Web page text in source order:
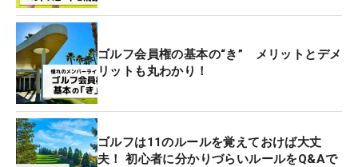
ゴルフ会員権の基本の“き” メリットとデメ
リットも丸わかり！
ゴルフは11のルールを覚えておけば大丈
夫！ 初心者に分かりづらいルールをQ&Aで